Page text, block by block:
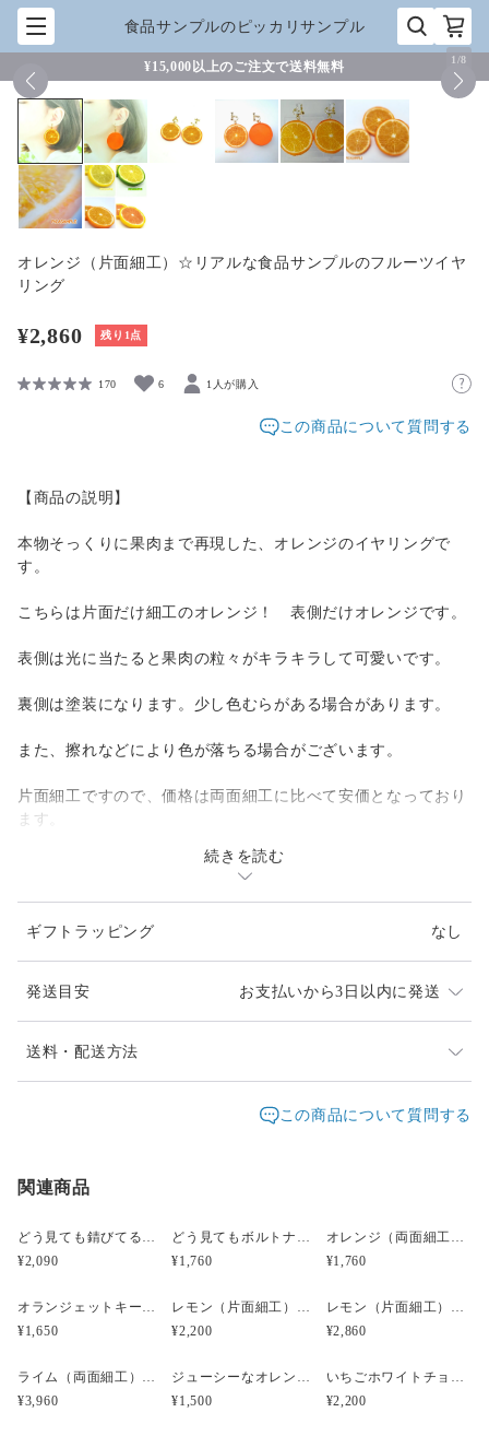
食品サンプルのピッカリサンプル
¥15,000以上のご注文で送料無料 1 /8
オレンジ（片面細工）☆リアルな食品サンプルのフルーツイヤ
リング
¥2,860 残り1点
170 6 1人が購入
この商品について質問する
【商品の説明】
本物そっくりに果肉まで再現した、オレンジのイヤリングで
す。
こちらは片面だけ細工のオレンジ！ 表側だけオレンジです。
表側は光に当たると果肉の粒々がキラキラして可愛いです。
裏側は塗装になります。少し色むらがある場合があります。
また、擦れなどにより色が落ちる場合がございます。
片面細工ですので、価格は両面細工に比べて安価となっており
ます。
素材は、塩化ビニール樹脂です。
【商品の大きさ】サイズ㍉（縦ｘ横ｘ厚み）45ｘ45ｘ7
【商品の重さ】10g（片側）
【写真について】
・二枚目は裏側になります(写真はピアスですがこちらでの販
・四枚目は左が表面、右が裏面です
続きを読む
ギフトラッピング なし
発送目安 お支払いから3日以内に発送
発送は、通常２～３日以内（土日祝日は除く）に対応さ
名をいただきます。
宅急便（ヤマト運輸）は、発送元は愛知県で地域別に送
料が変わります。
お届け日時等にご指定がある場合は、ご購入時に備考欄
にご記入ください。
※ご購入時が週末の場合は土日祝日を除いた３日以降で
お願いします。
送料・配送方法
レターパックプラス
宅急便（ヤマト） ○／○ 地域別 ¥0〜
この商品について質問する
関連商品
どう見ても錆びてるボルトナットのイヤリング（立体模型）☆ぺケ鉄TOOL☆リアルな工具模型のイヤリング
¥2,090
どう見てもボルトナットのイヤリング（立体模型）☆ぺケ鉄TOOL☆リアルな工具模型のイヤリング
¥1,760
オレンジ（両面細工）小サイズ☆リアル食品サンプルのフルーツキーホルダー
¥1,760
オランジェットキーホルダー（片面細工）☆リアルな食品サンプルのフルーツキーホルダー
¥1,650
レモン（片面細工）小サイズ☆リアルな食品サンプルのフルーツイヤリング
¥2,200
レモン（片面細工）大サイズ☆リアルな食品サンプルのフルーツイヤリング
¥2,860
ライム（両面細工）大サイズ☆リアルな食品サンプルのフルーツイヤリング
¥3,960
ジューシーなオレンジ小☆食品サンプルのゴルフマーカー
¥1,500
いちごホワイトチョコがけ(立体模型）小1/4サイズ☆リアルな食品サンプルのフルーツイヤリング
¥2,200